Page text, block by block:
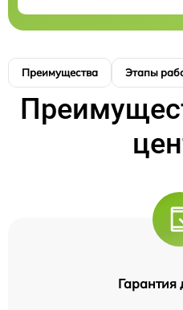
Преимущества Этапы
Гарантия